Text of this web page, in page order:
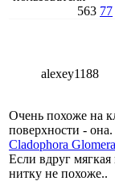
563 77
alexey1188
Очень похоже на
поверхности -
Cladophora
Если вдруг мягкая
нитку не похоже..